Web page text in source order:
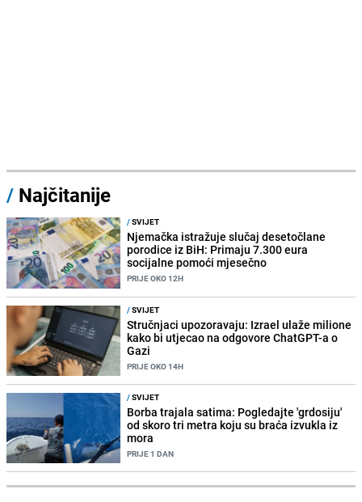
/ Najčitanije
/SVIJET
Njemačka istražuje slučaj desetočlane
porodice iz BiH: Primaju 7.300 eura
socijalne pomoći mjesečno
PRIJE OKO 12H
/SVIJET
Stručnjaci upozoravaju: Izrael ulaže milione
kako bi utjecao na odgovore ChatGPT-a o
Gazi
PRIJE OKO 14H
/SVIJET
Borba trajala satima: Pogledajte 'grdosiju'
od skoro tri metra koju su braća izvukla iz
mora
PRIJE 1 DAN